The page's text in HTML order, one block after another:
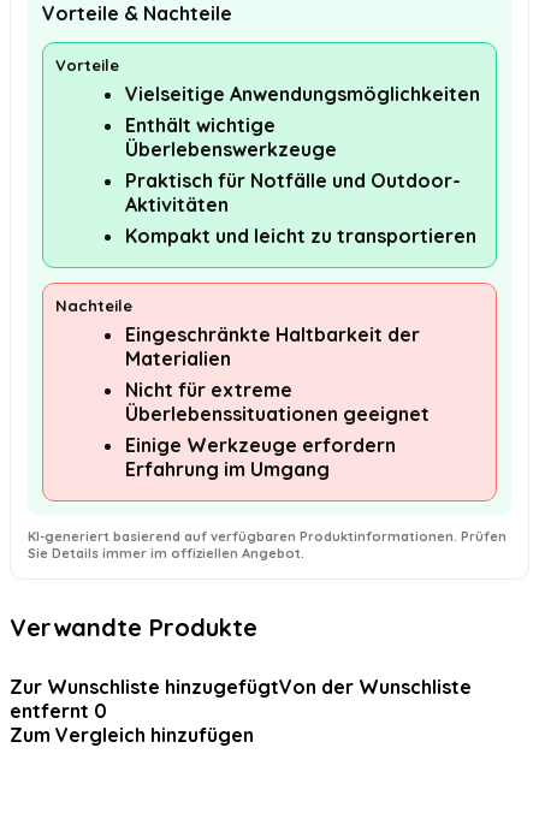
Vorteile & Nachteile
Vorteile
Vielseitige Anwendungsmöglichkeiten
Enthält wichtige
Überlebenswerkzeuge
Praktisch für Notfälle und Outdoor-
Aktivitäten
Kompakt und leicht zu transportieren
Nachteile
Eingeschränkte Haltbarkeit der
Materialien
Nicht für extreme
Überlebenssituationen geeignet
Einige Werkzeuge erfordern
Erfahrung im Umgang
KI-generiert basierend auf verfügbaren Produktinformationen. Prüfen
Sie Details immer im offiziellen Angebot.
Verwandte Produkte
Zur Wunschliste hinzugefügtVon der Wunschliste
entfernt 0
Zum Vergleich hinzufügen